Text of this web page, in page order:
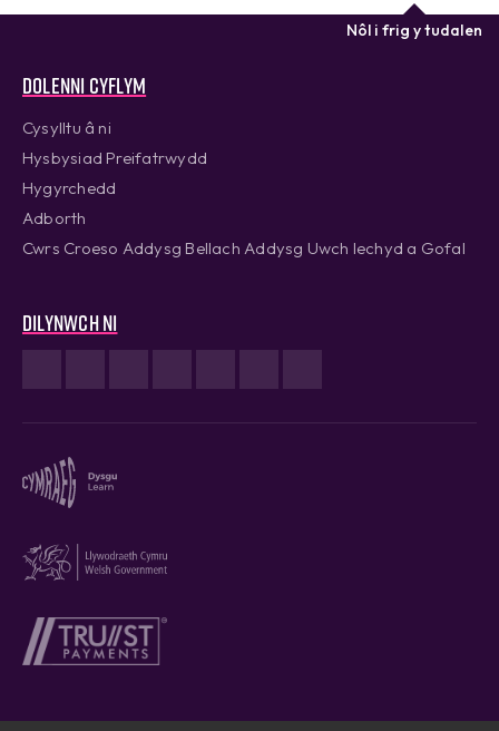
Dolenni cyflym
Cysylltu â ni
Hysbysiad Preifatrwydd
Hygyrchedd
Adborth
Cwrs Croeso Addysg Bellach Addysg Uwch Iechyd a Gofal
Dilynwch ni
Nôl i frig y tudalen